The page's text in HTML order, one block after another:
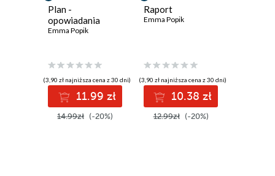
Plan -
opowiadania
Emma Popik
(3,90 zł najniższa cena z 30 dni)
11.99 zł
14.99zł (-20%)
Raport
Emma Popik
(3,90 zł najniższa cena z 30 dni)
10.38 zł
12.99zł (-20%)